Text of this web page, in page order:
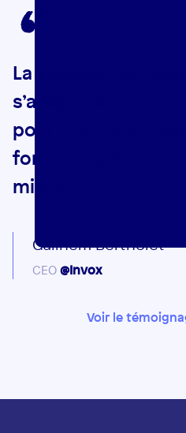
La solution est
s’adapte à notre
pourrons ainsi
fonctionnalités
migrer.
Guilhem Bertholet
CEO@Invox
Voir le